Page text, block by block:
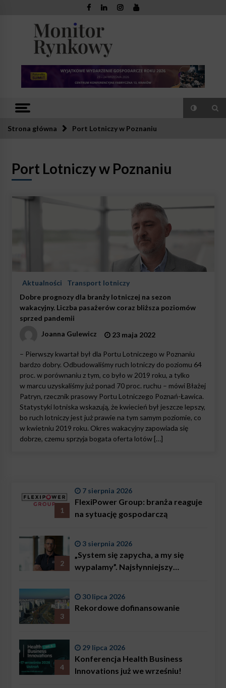
Monitor
Rynkowy
Strona główna Port Lotniczy w Poznaniu
Port Lotniczy w Poznaniu
Aktualności
Transport lotniczy
Dobre prognozy dla branży lotniczej na sezon
wakacyjny. Liczba pasażerów coraz bliższa poziomów
sprzed pandemii
Joanna Gulewicz
23 maja 2022
– Pierwszy kwartał był dla Portu Lotniczego w Poznaniu
bardzo dobry. Odbudowaliśmy ruch lotniczy do poziomu 64
proc. w porównaniu z tym, co było w 2019 roku, a tylko
w marcu uzyskaliśmy już ponad 70 proc. ruchu – mówi Błażej
Patryn, rzecznik prasowy Portu Lotniczego Poznań-Ławica.
Statystyki lotniska wskazują, że kwiecień był jeszcze lepszy,
bo ruch lotniczy jest już prawie na tym samym poziomie, co
w kwietniu 2019 roku. Okres wakacyjny zapowiada się
dobrze, czemu sprzyja bogata oferta lotów […]
1
7 sierpnia 2026
FlexiPower Group: branża reaguje
na sytuację gospodarczą
2
3 sierpnia 2026
„System się zapycha, a my się
wypalamy”. Najsłynniejszy
problemem są nie tylko choroby
3
30 lipca 2026
Rekordowe dofinansowanie
4
29 lipca 2026
Konferencja Health Business
Innovations już we wrześniu!